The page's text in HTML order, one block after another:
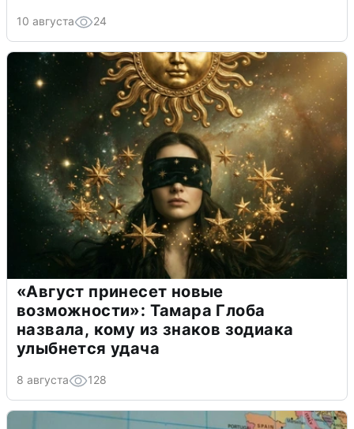
10 августа 24
«Август принесет новые
возможности»: Тамара Глоба
назвала, кому из знаков зодиака
улыбнется удача
8 августа 128